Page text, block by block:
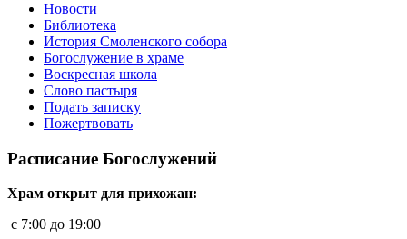
Новости
Библиотека
История Смоленского собора
Богослужение в храме
Воскресная школа
Слово пастыря
Подать записку
Пожертвовать
Расписание Богослужений
Храм открыт для прихожан:
c 7:00 до 19:00